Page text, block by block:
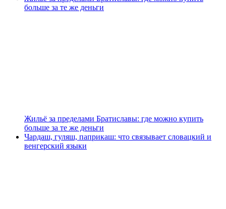
больше за те же деньги
Жильё за пределами Братиславы: где можно купить
больше за те же деньги
Чардаш, гуляш, паприкаш: что связывает словацкий и
венгерский языки